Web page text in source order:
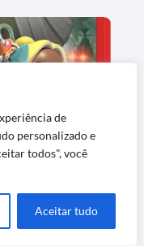
de
personalizado e
todos", você
Aceitar tudo
Splatoon